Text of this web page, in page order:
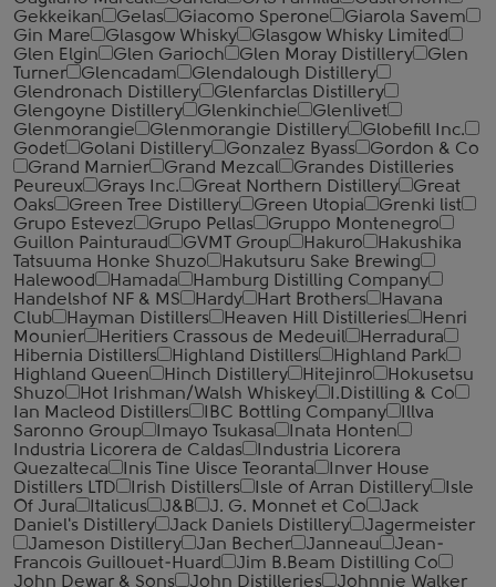
Gekkeikan
Gelas Giacomo Sperone
Giarola Savem
Gin Mare
Glasgow Whisky
Glasgow Whisky Limited
Glen Elgin
Glen Garioch Glen Moray Distillery
Glen
Turner
Glencadam
Glendalough Distillery
Glendronach Distillery
Glenfarclas Distillery
Glengoyne Distillery
Glenkinchie
Glenlivet
Glenmorangie
Glenmorangie Distillery
Globefill Inc.
Godet
Golani Distillery Gonzalez Byass
Gordon & Co
Grand Marnier
Grand Mezcal
Grandes Distilleries
Peureux
Grays Inc. Great Northern Distillery
Great
Oaks
Green Tree Distillery Green Utopia
Grenki list
Grupo Estevez
Grupo Pellas
Gruppo Montenegro
Guillon Painturaud
GVMT Group Hakuro
Hakushika
Tatsuuma Honke Shuzo
Hakutsuru Sake Brewing
Halewood
Hamada
Hamburg Distilling Company
Handelshof NF & MS
Hardy Hart Brothers
Havana
Club
Hayman Distillers Heaven Hill Distilleries
Henri
Mounier
Heritiers Crassous de Medeuil
Herradura
Hibernia Distillers
Highland Distillers
Highland Park
Highland Queen
Hinch Distillery Hitejinro
Hokusetsu
Shuzo
Hot Irishman/Walsh Whiskey
I.Distilling & Co
Ian Macleod Distillers
IBC Bottling Company
Illva
Saronno Group
Imayo Tsukasa
Inata Honten
Industria Licorera de Caldas
Industria Licorera
Quezalteca
Inis Tine Uisce Teoranta
Inver House
Distillers LTD
Irish Distillers Isle of Arran Distillery
Isle
Of Jura
Italicus J&B J. G. Monnet et Co
Jack
Daniel's Distillery
Jack Daniels Distillery
Jagermeister
Jameson Distillery
Jan Becher Janneau
Jean-
Francois Guillouet-Huard
Jim B.Beam Distilling Co
John Dewar & Sons
John Distilleries
Johnnie Walker